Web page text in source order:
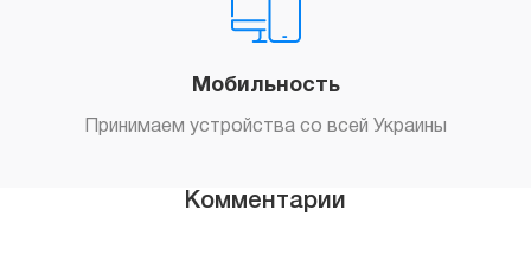
Мобильность
Принимаем устройства со всей Украины
Комментарии